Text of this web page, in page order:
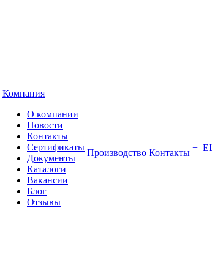
Компания
О компании
Новости
Контакты
Сертификаты
Документы
Каталоги
Вакансии
Блог
Отзывы
Производство Контакты +